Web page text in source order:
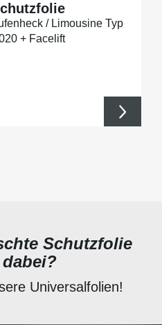
/ Limousine Typ
+ Facelift
Schutzfolie
Universalfolien!